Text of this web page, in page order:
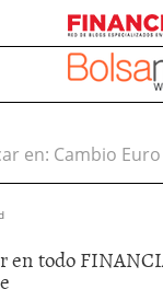
en:
en todo